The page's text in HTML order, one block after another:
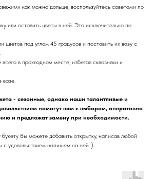
как можно дольше, воспользуйтесь советами по
или оставить цветы в ней. Это исключительно по
цветов под углом 45 градусов и поставить их вазу с
в прохладном месте, избегая сквозняки и
вазе.
- сезонные, однако наши талантливые и
помогут вам с выбором, оперативно
и предложат замену при необходимости.
Вы можете добавить открытку, написав любой
с удовольствием напишем на ней :)